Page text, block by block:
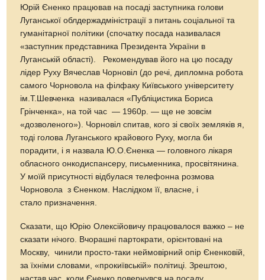
Юрій Єненко працював на посаді заступника голови
Луганської облдержадміністрації з питань соціальної та
гуманітарної політики (спочатку посада називалася
«заступник представника Президента України в
Луганській області). Рекомендував його на цю посаду
лідер Руху Вячеслав Чорновіл (до речі, дипломна робота
самого Чорновола на філфаку Київського університету
ім.Т.Шевченка називалася «Публіцистика Бориса
Грінченка», на той час — 1960р. — ще не зовсім
«дозволеного»). Чорновіл спитав, кого зі своїх земляків я,
тоді голова Луганського крайового Руху, могла би
порадити, і я назвала Ю.О.Єненка — головного лікаря
обласного онкодиспансеру, письменника, просвітянина.
У моїй присутності відбулася телефонна розмова
Чорновола з Єненком. Наслідком її, власне, і
стало призначення.
Сказати, що Юрію Олексійовичу працювалося важко – не
сказати нічого. Вчорашні партократи, орієнтовані на
Москву, чинили просто-таки неймовірний опір Єненковій,
за їхніми словами, «прокиївській» політиці. Зрештою,